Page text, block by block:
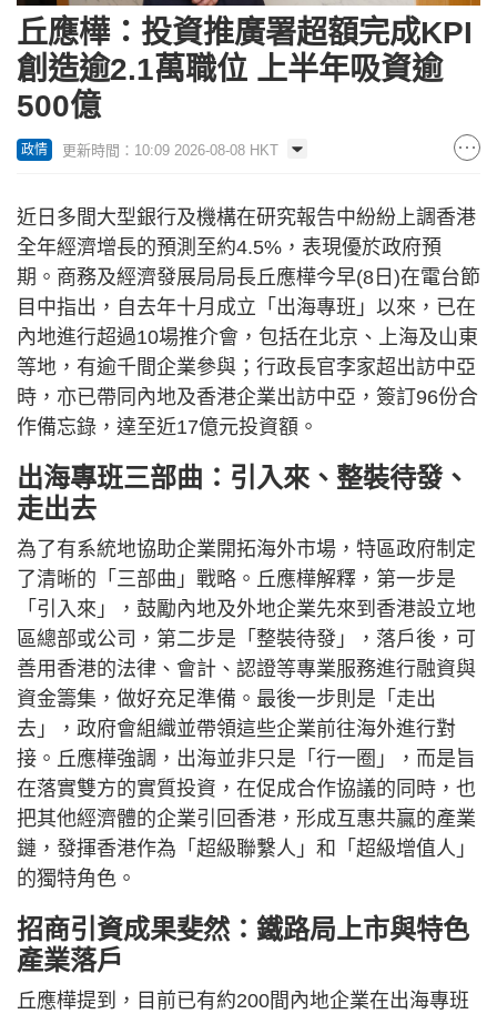
丘應樺：投資推廣署超額完成KPI
創造逾2.1萬職位 上半年吸資逾
500億
政情 更新時間：10:09 2026-08-08 HKT
近日多間大型銀行及機構在研究報告中紛紛上調香港
全年經濟增長的預測至約4.5%，表現優於政府預
期。商務及經濟發展局局長丘應樺今早(8日)在電台節
目中指出，自去年十月成立「出海專班」以來，已在
內地進行超過10場推介會，包括在北京、上海及山東
等地，有逾千間企業參與；行政長官李家超出訪中亞
時，亦已帶同內地及香港企業出訪中亞，簽訂96份合
作備忘錄，達至近17億元投資額。
出海專班三部曲：引入來、整裝待發、
走出去
為了有系統地協助企業開拓海外市場，特區政府制定
了清晰的「三部曲」戰略。丘應樺解釋，第一步是
「引入來」，鼓勵內地及外地企業先來到香港設立地
區總部或公司，第二步是「整裝待發」，落戶後，可
善用香港的法律、會計、認證等專業服務進行融資與
資金籌集，做好充足準備。最後一步則是「走出
去」，政府會組織並帶領這些企業前往海外進行對
接。丘應樺強調，出海並非只是「行一圈」，而是旨
在落實雙方的實質投資，在促成合作協議的同時，也
把其他經濟體的企業引回香港，形成互惠共贏的產業
鏈，發揮香港作為「超級聯繫人」和「超級增值人」
的獨特角色。
招商引資成果斐然：鐵路局上市與特色
產業落戶
丘應樺提到，目前已有約200間內地企業在出海專班